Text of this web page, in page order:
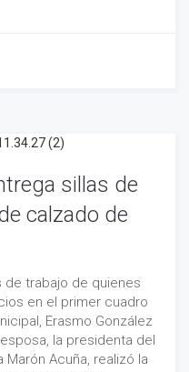
sillas de
calzado de
de trabajo de quienes
en el primer cuadro
Erasmo González
la presidenta del
Marón Acuña, realizó la